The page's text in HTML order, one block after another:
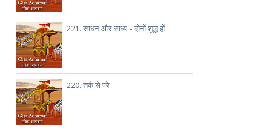
221. साधन और साध्य - दोनों शुद्ध हों
220. तर्क से परे